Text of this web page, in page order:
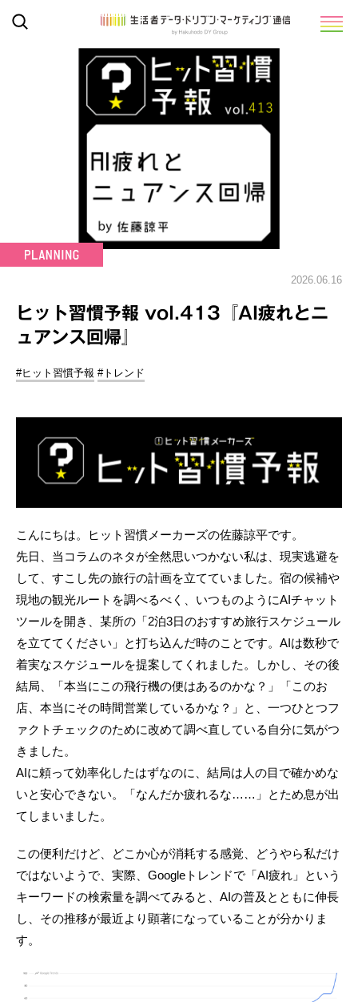
2026.06.16
ヒット習慣予報 vol.413『AI疲れとニ
ュアンス回帰』
#ヒット習慣予報 #トレンド
こんにちは。ヒット習慣メーカーズの佐藤諒平です。
先日、当コラムのネタが全然思いつかない私は、現実逃避を
して、すこし先の旅行の計画を立てていました。宿の候補や
現地の観光ルートを調べるべく、いつものようにAIチャット
ツールを開き、某所の「2泊3日のおすすめ旅行スケジュール
を立ててください」と打ち込んだ時のことです。AIは数秒で
着実なスケジュールを提案してくれました。しかし、その後
結局、「本当にこの飛行機の便はあるのかな？」「このお
店、本当にその時間営業しているかな？」と、一つひとつフ
ァクトチェックのために改めて調べ直している自分に気がつ
きました。
AIに頼って効率化したはずなのに、結局は人の目で確かめな
いと安心できない。「なんだか疲れるな……」とため息が出
てしまいました。
この便利だけど、どこか心が消耗する感覚、どうやら私だけ
ではないようで、実際、Googleトレンドで「AI疲れ」という
キーワードの検索量を調べてみると、AIの普及とともに伸長
し、その推移が最近より顕著になっていることが分かりま
す。